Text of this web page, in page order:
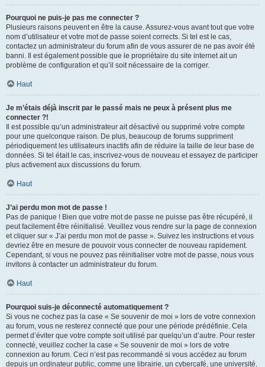
Pourquoi ne puis-je pas me connecter ?
Plusieurs raisons peuvent en être la cause. Assurez-vous avant tout que votre
nom d’utilisateur et votre mot de passe soient corrects. Si tel est le cas,
contactez un administrateur du forum afin de vous assurer de ne pas avoir été
banni. Il est également possible que le propriétaire du site internet ait un
problème de configuration et qu’il soit nécessaire de la corriger.
Haut
Je m’étais déjà inscrit par le passé mais ne peux à présent plus me
connecter ?!
Il est possible qu’un administrateur ait désactivé ou supprimé votre compte
pour une quelconque raison. De plus, beaucoup de forums suppriment
périodiquement les utilisateurs inactifs afin de réduire la taille de leur base de
données. Si tel était le cas, inscrivez-vous de nouveau et essayez de participer
plus activement aux discussions du forum.
Haut
J’ai perdu mon mot de passe !
Pas de panique ! Bien que votre mot de passe ne puisse pas être récupéré, il
peut facilement être réinitialisé. Veuillez vous rendre sur la page de connexion
et cliquer sur « J’ai perdu mon mot de passe ». Suivez les instructions et vous
devriez être en mesure de pouvoir vous connecter de nouveau rapidement.
Cependant, si vous ne pouvez pas réinitialiser votre mot de passe, nous vous
invitons à contacter un administrateur du forum.
Haut
Pourquoi suis-je déconnecté automatiquement ?
Si vous ne cochez pas la case « Se souvenir de moi » lors de votre connexion
au forum, vous ne resterez connecté que pour une période prédéfinie. Cela
permet d’éviter que votre compte soit utilisé par quelqu’un d’autre. Pour rester
connecté, veuillez cocher la case « Se souvenir de moi » lors de votre
connexion au forum. Ceci n’est pas recommandé si vous accédez au forum
depuis un ordinateur public, comme une librairie, un cybercafé, une université,